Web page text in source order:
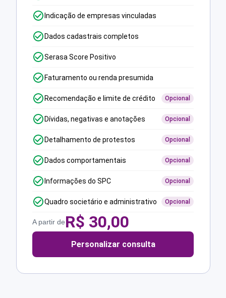
Indicação de empresas vinculadas
Dados cadastrais completos
Serasa Score Positivo
Faturamento ou renda presumida
Recomendação e limite de crédito Opcional
Dívidas, negativas e anotações Opcional
Detalhamento de protestos Opcional
Dados comportamentais Opcional
Informações do SPC Opcional
Quadro societário e administrativo Opcional
A partir deR$ 30,00
Personalizar consulta